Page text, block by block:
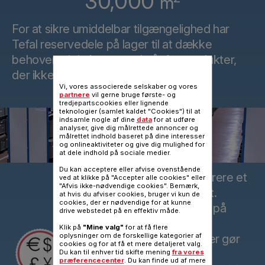
For at sikre umiddelbar tilgængelighed har
Tefal reservedele på lager til at dække
behovene i de kommende år for produkter,
der ikke længere fremstilles.
Det er ofte billigere at reparere et
produkt end at udskifte det.
Ved at arbejde med prisen på
reservedele og tilbyde
"nøglefærdige" reparationer gør
Tefal alt for at sikre, at
Vi, vores associerede selskaber og vores
partnere vil gerne bruge første- og
tredjepartscookies eller lignende
teknologier (samlet kaldet "Cookies") til at
indsamle nogle af dine datafor at udføre
analyser, give dig målrettede annoncer og
målrettet indhold baseret på dine interesser
og onlineaktiviteter og give dig mulighed for
at dele indhold på sociale medier.
Du kan acceptere eller afvise ovenstående
ved at klikke på "Accepter alle cookies" eller
"Afvis ikke-nødvendige cookies". Bemærk,
at hvis du afviser cookies, bruger vi kun de
cookies, der er nødvendige for at kunne
drive webstedet på en effektiv måde.
Klik på "Mine valg" for at få flere
oplysninger om de forskellige kategorier af
cookies og for at få et mere detaljeret valg.
Du kan til enhver tid skifte mening fra vores
præferencecenter. Du kan finde ud af mere